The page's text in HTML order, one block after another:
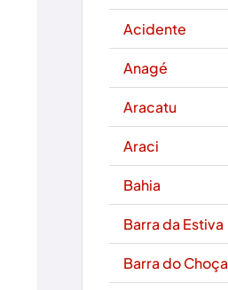
Acidente
Anagé
Aracatu
Araci
Bahia
Barra da Estiva
Barra do Choça